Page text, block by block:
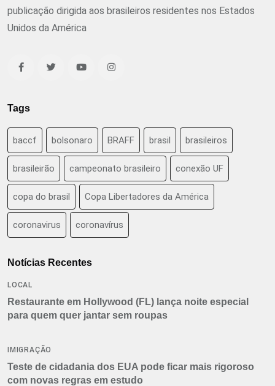
publicação dirigida aos brasileiros residentes nos Estados
Unidos da América
Tags
baccf bolsonaro BRAFF brasil brasileiros
brasileirão campeonato brasileiro conexão UF
copa do brasil Copa Libertadores da América
coronavirus coronavírus
Notícias Recentes
LOCAL
Restaurante em Hollywood (FL) lança noite especial
para quem quer jantar sem roupas
IMIGRAÇÃO
Teste de cidadania dos EUA pode ficar mais rigoroso
com novas regras em estudo